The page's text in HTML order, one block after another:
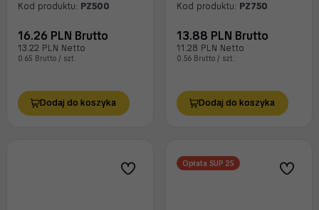
Kod produktu: PZ500
16.26 PLN Brutto
13.22 PLN Netto
0.65 Brutto / szt.
Dodaj do koszyka
Kod produktu: PZ750
13.88 PLN Brutto
11.28 PLN Netto
0.56 Brutto / szt.
Dodaj do koszyka
Opłata SUP 25